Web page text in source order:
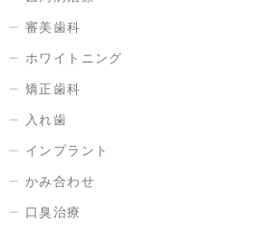
審美歯科
ホワイトニング
矯正歯科
入れ歯
インプラント
かみ合わせ
口臭治療